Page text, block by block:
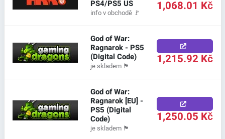
PS4/PS5 US
info v obchodě 🚩 1,068.01 Kč
God of War:
Ragnarok - PS5
(Digital Code)
je skladem 🏴 1,215.92 Kč
God of War:
Ragnarok [EU] -
PS5 (Digital
Code)
je skladem 🏴
1,250.05 Kč